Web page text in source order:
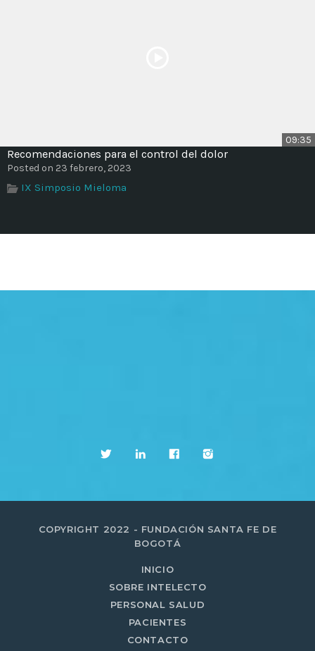
09:35
Recomendaciones para el control del dolor
Posted on 23 febrero, 2023
IX Simposio Mieloma
COPYRIGHT 2022 - FUNDACIÓN SANTA FE DE
BOGOTÁ
INICIO
SOBRE INTELECTO
PERSONAL SALUD
PACIENTES
CONTACTO